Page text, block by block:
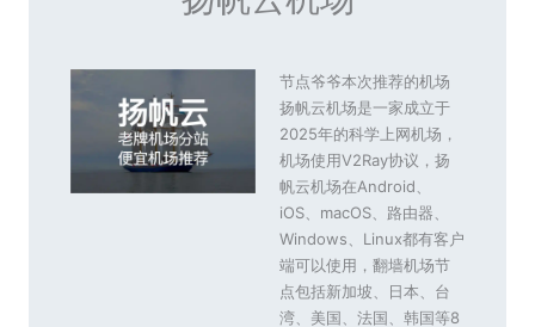
节点爷爷本次推荐的机场
扬帆云机场是一家成立于
2025年的科学上网机场，
机场使用V2Ray协议，扬
帆云机场在Android、
iOS、macOS、路由器、
Windows、Linux都有客户
端可以使用，翻墙机场节
点包括新加坡、日本、台
湾、美国、法国、韩国等8